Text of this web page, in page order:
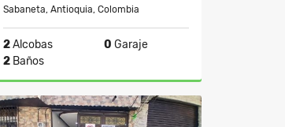
Sabaneta, Antioquia, Colombia
2Alcobas 0 Garaje
2 Baños
Alquiler
$2.345.000